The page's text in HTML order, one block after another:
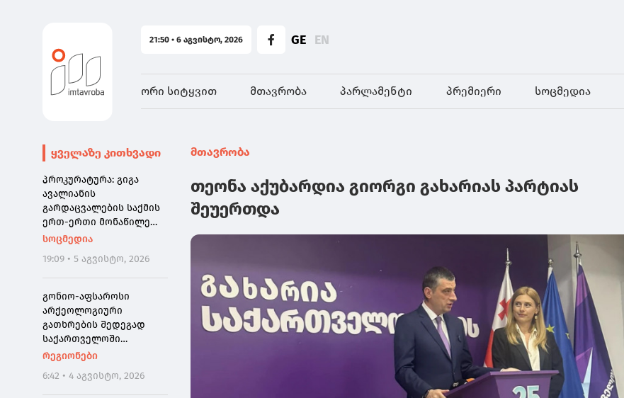
21:50 • 6 აგვისტო, 2026 GE EN
ორი სიტყვით მთავრობა პარლამენტი პრემიერი სოცმედია
ყველაზე კითხვადი
პროკურატურა: გიგა
ავალიანის
გარდაცვალების საქმის
ერთ-ერთი მონაწილე
ნია იმნაძე დაკავებულია
სოცმედია
19:09 • 5 აგვისტო, 2026
გონიო-აფსაროსი
არქეოლოგიური
გათხრების შედეგად
საქართველოში
პირველად ნეოკესარიის
მონეტა აღმოაჩინეს
რეგიონები
6:42 • 4 აგვისტო, 2026
მთავრობა
თეონა აქუბარდია გიორგი გახარიას პარტიას
შეუერთდა